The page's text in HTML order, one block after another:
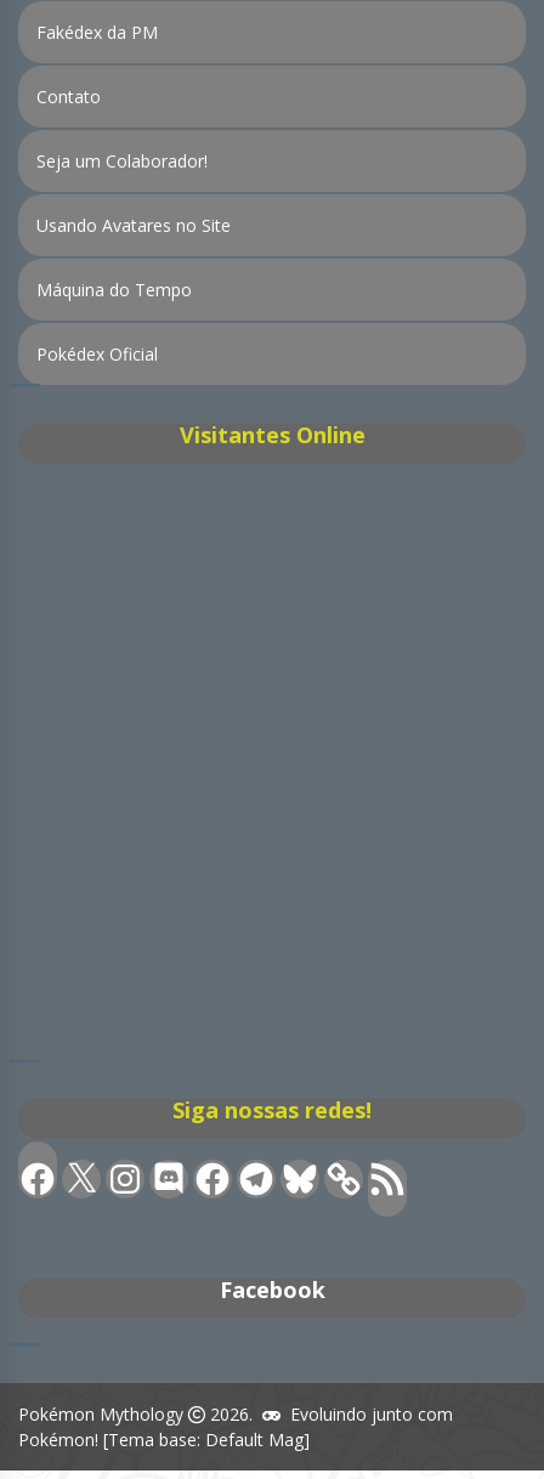
Fakédex da PM
Contato
Seja um Colaborador!
Usando Avatares no Site
Máquina do Tempo
Pokédex Oficial
Visitantes Online
Siga nossas redes!
Facebook
X Instagram
DiscordFacebookTelegramBluesky Feed
RSS
Facebook
Pokémon Mythology 2026.
Evoluindo junto com
Pokémon! [Tema base: Default Mag]